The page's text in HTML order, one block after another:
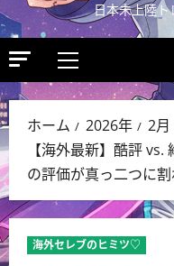
日本未上陸
ホーム 2026年 2月
【海外最新】酷評
の評価が真っ二つに
海外セレブのヒミツ♡